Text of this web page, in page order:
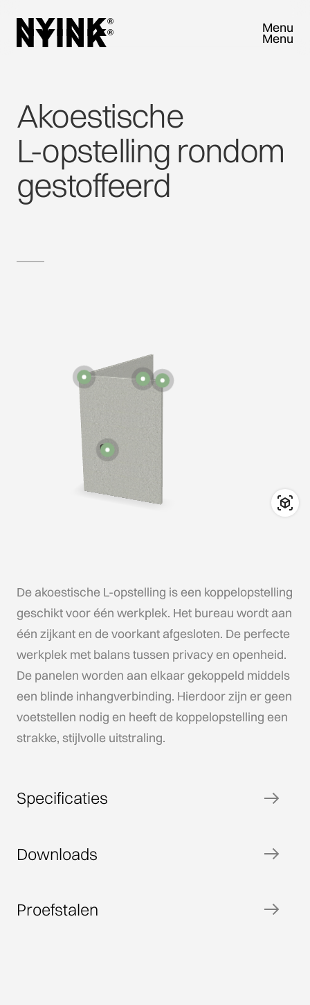
Menu
Menu
Close
Akoestische
L-opstelling rondom
gestoffeerd
De akoestische L-opstelling is een koppelopstelling
geschikt voor één werkplek. Het bureau wordt aan
één zijkant en de voorkant afgesloten. De perfecte
werkplek met balans tussen privacy en openheid.
De panelen worden aan elkaar gekoppeld middels
een blinde inhangverbinding. Hierdoor zijn er geen
voetstellen nodig en heeft de koppelopstelling een
strakke, stijlvolle uitstraling.
Specificaties
Downloads
Proefstalen